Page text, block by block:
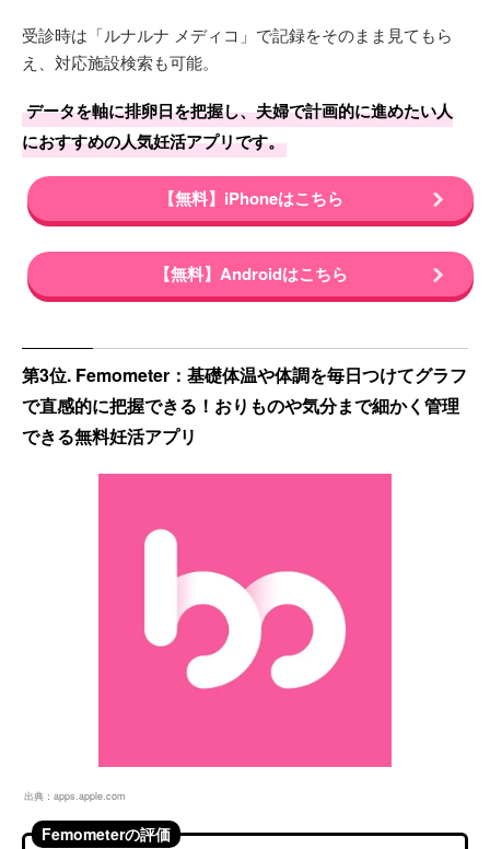
受診時は「ルナルナ メディコ」で記録をそのまま見てもら
え、対応施設検索も可能。
データを軸に排卵日を把握し、夫婦で計画的に進めたい人
におすすめの人気妊活アプリです。
【無料】iPhoneはこちら
【無料】Androidはこちら
第3位. Femometer：基礎体温や体調を毎日つけてグラフ
で直感的に把握できる！おりものや気分まで細かく管理
できる無料妊活アプリ
出典： apps.apple.com
Femometerの評価